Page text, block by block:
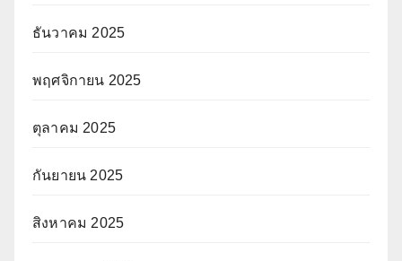
ธันวาคม 2025
พฤศจิกายน 2025
ตุลาคม 2025
กันยายน 2025
สิงหาคม 2025